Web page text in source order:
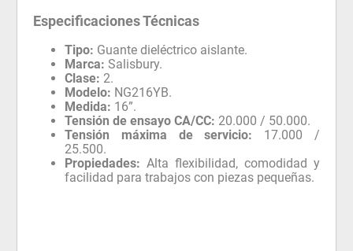
Especificaciones Técnicas
Tipo: Guante dieléctrico aislante.
Marca: Salisbury.
Clase: 2.
Modelo: NG216YB.
Medida: 16”.
Tensión de ensayo CA/CC: 20.000 / 50.000.
Tensión máxima de servicio: 17.000 /
25.500.
Propiedades: Alta flexibilidad, comodidad y
facilidad para trabajos con piezas pequeñas.